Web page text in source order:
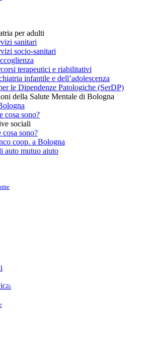
per adulti
sanitari
socio-sanitari
terapeutici e riabilitativi
infantile e dell’adolescenza
le Dipendenze Patologiche (SerDP)
della Salute Mentale di Bologna
cosa sono?
sociali
cosa sono?
coop. a Bologna
auto mutuo aiuto
Gli